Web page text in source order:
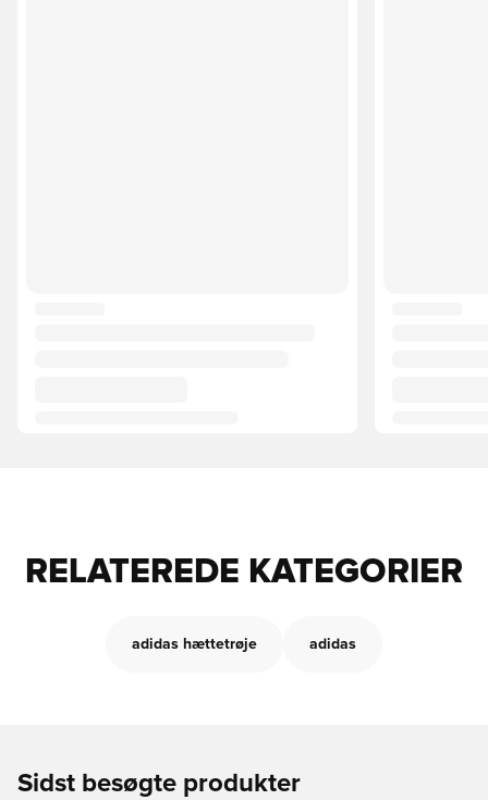
RELATEREDE KATEGORIER
adidas hættetrøje adidas
Sidst besøgte produkter